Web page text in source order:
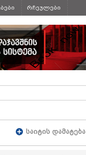
რჩეულები
საიტის დამატება